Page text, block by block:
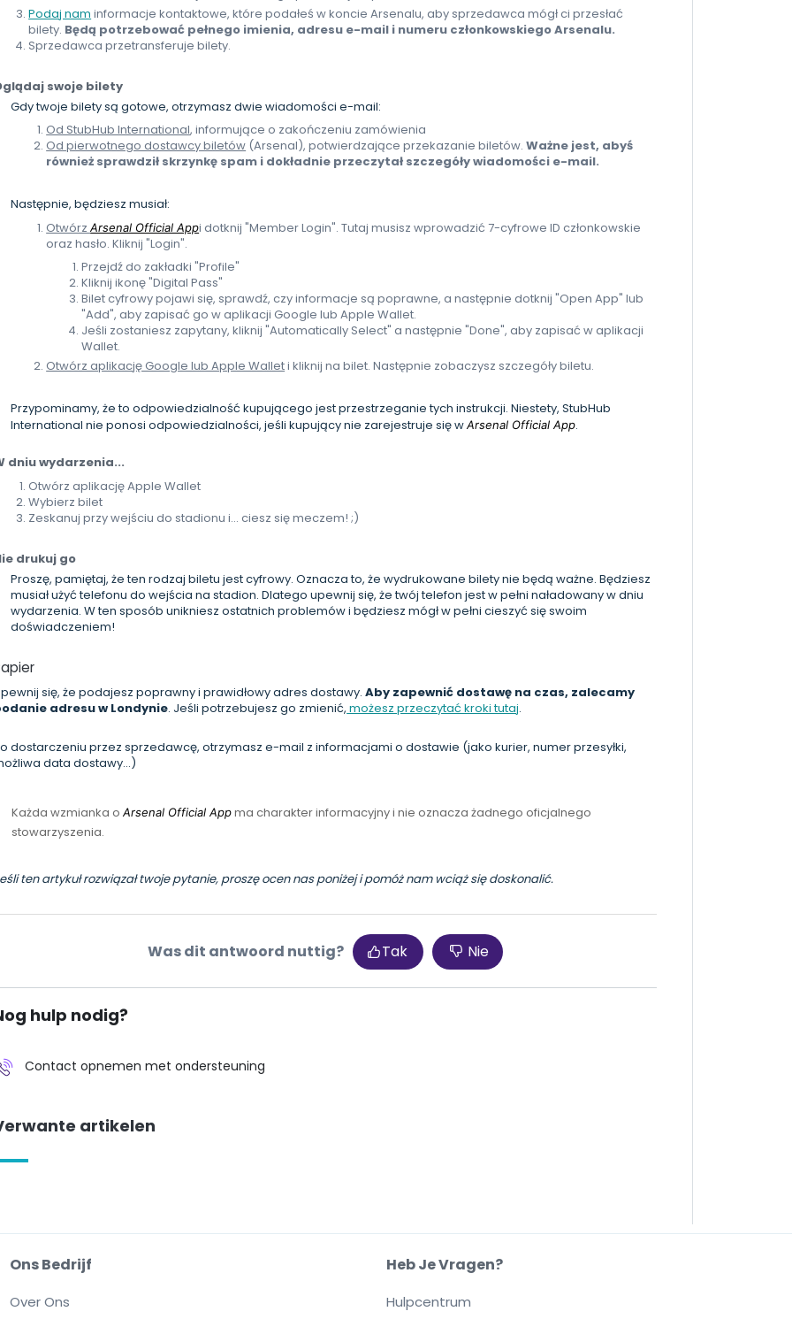
Podaj nam informacje kontaktowe, które podałeś w koncie Arsenalu, aby sprzedawca mógł ci przesłać
bilety. Będą potrzebować pełnego imienia, adresu e-mail i numeru członkowskiego Arsenalu.
Sprzedawca przetransferuje bilety.
swoje bilety
Gdy twoje bilety są gotowe, otrzymasz dwie wiadomości e-mail:
Od StubHub International, informujące o zakończeniu zamówienia
Od pierwotnego dostawcy biletów (Arsenal), potwierdzające przekazanie biletów.Ważne jest, abyś
również sprawdził skrzynkę spam i dokładnie przeczytał szczegóły wiadomości e-mail.
Następnie, będziesz musiał:
OtwórzArsenal Official Appi dotknij "Member Login". Tutaj musisz wprowadzić 7-cyfrowe ID członkowskie
oraz hasło. Kliknij "Login".
Przejdź do zakładki "Profile"
Kliknij ikonę "Digital Pass"
Bilet cyfrowy pojawi się, sprawdź, czy informacje są poprawne, a następnie dotknij "Open App" lub
"Add", aby zapisać go w aplikacji Google lub Apple Wallet.
Jeśli zostaniesz zapytany, kliknij "Automatically Select" a następnie "Done", aby zapisać w aplikacji
Wallet.
Otwórz aplikację Google lub Apple Walleti kliknij na bilet. Następnie zobaczysz szczegóły biletu.
Przypominamy, że to odpowiedzialność kupującego jest przestrzeganie tych instrukcji. Niestety, StubHub
International nie ponosi odpowiedzialności, jeśli kupujący nie zarejestruje się wArsenal Official App.
dniu wydarzenia...
Otwórz aplikację Apple Wallet
Wybierz bilet
Zeskanuj przy wejściu do stadionu i... ciesz się meczem! ;)
drukuj go
Proszę, pamiętaj, że ten rodzaj biletu jest cyfrowy. Oznacza to, że wydrukowane bilety nie będą ważne. Będziesz
musiał użyć telefonu do wejścia na stadion. Dlatego upewnij się, że twój telefon jest w pełni naładowany w dniu
wydarzenia. W ten sposób unikniesz ostatnich problemów i będziesz mógł w pełni cieszyć się swoim
doświadczeniem!
się, że podajesz poprawny i prawidłowy adres dostawy.Aby zapewnić dostawę na czas, zalecamy
adresu w Londynie. Jeśli potrzebujesz go zmienić, możesz przeczytać kroki tutaj.
dostarczeniu przez sprzedawcę, otrzymasz e-mail z informacjami o dostawie (jako kurier, numer przesyłki,
data dostawy...)
Każda wzmianka o Arsenal Official Appma charakter informacyjny i nie oznacza żadnego oficjalnego
stowarzyszenia.
ten artykuł rozwiązał twoje pytanie, proszę ocen nas poniżej i pomóż nam wciąż się doskonalić.
Was dit antwoord nuttig? Tak Nie
hulp nodig?
Contact opnemen met ondersteuning
artikelen
Ons Bedrijf
Over Ons
Heb Je Vragen?
Hulpcentrum